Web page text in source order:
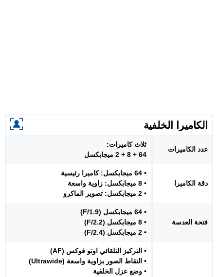
الكاميرا الخلفية
عدد الكاميرات
ثلاث كاميرات:
64 + 8 + 2 ميجابكسل
دقة الكاميرا
• 64 ميجابكسل: كاميرا رئيسية
• 8 ميجابكسل: زاوية واسعة
• 2 ميجابكسل: تصوير الماكرو
فتحة العدسة
• 64 ميجابكسل (F/1.9)
• 8 ميجابكسل (F/2.2)
• 2 ميجابكسل (F/2.4)
• التركيز التلقائي اوتو فوكس (AF)
• التقاط الصور بزاوية واسعة (Ultrawide)
• وضع عزل الخلفية